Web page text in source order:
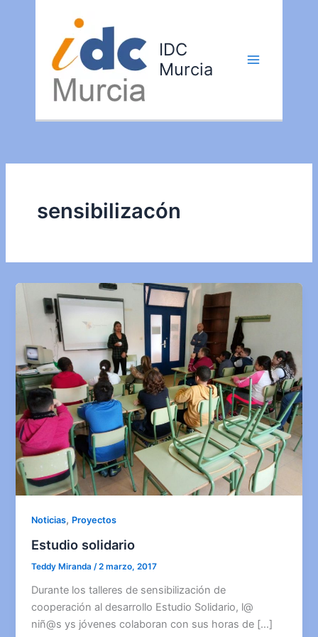
IDC
Murcia
sensibilizacón
Noticias, Proyectos
Estudio solidario
Teddy Miranda/2 marzo, 2017
Durante los talleres de sensibilización de
cooperación al desarrollo Estudio Solidario, l@
niñ@s ys jóvenes colaboran con sus horas de […]